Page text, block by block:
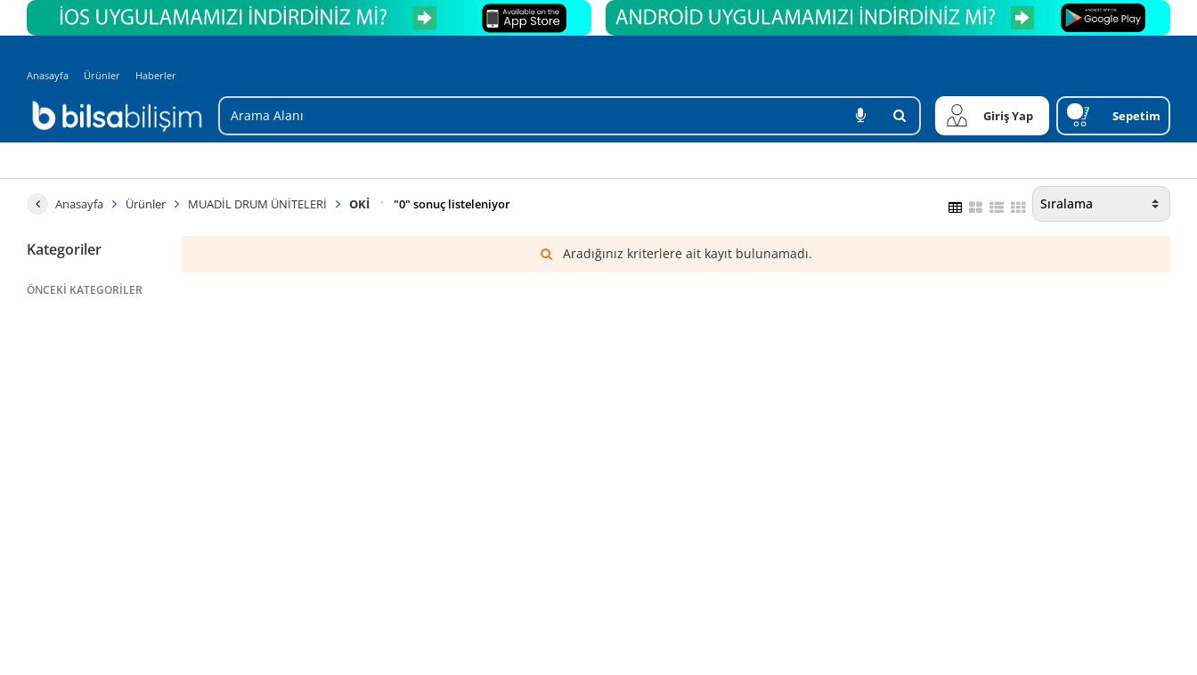
Anasayfa Ürünler Haberler
Giriş Yap Sepetim
Anasayfa Ürünler MUADİL DRUM ÜNİTELERİ OKİ "0" sonuç listeleniyor
Kategoriler
ÖNCEKI KATEGORILER
Aradığınız kriterlere ait kayıt bulunamadı.